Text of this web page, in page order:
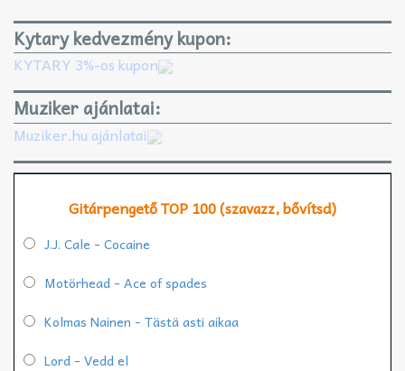
Kytary kedvezmény kupon:
KYTARY 3%-os kupon
Muziker ajánlatai:
Muziker.hu ajánlatai
Gitárpengető TOP 100 (szavazz, bővítsd)
J.J. Cale - Cocaine
Motörhead - Ace of spades
Kolmas Nainen - Tästä asti aikaa
Lord - Vedd el